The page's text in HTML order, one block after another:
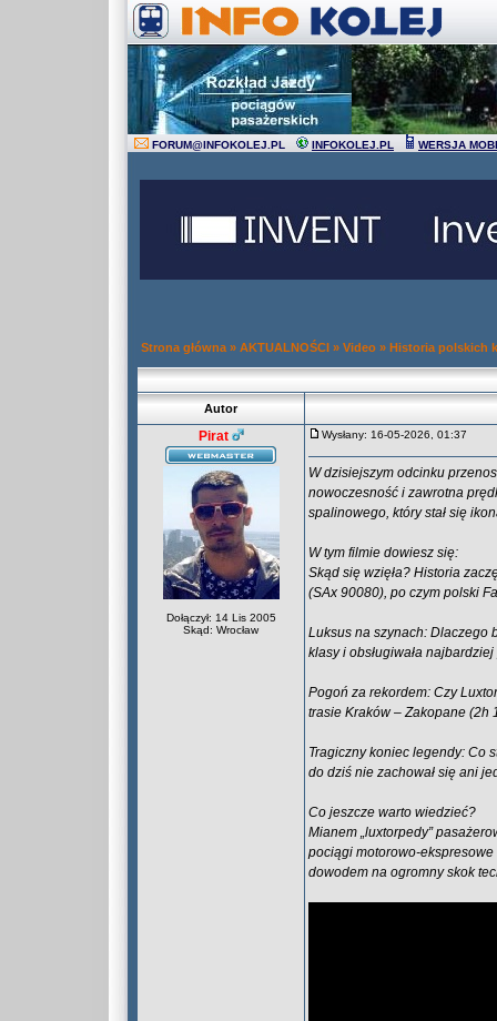
FORUM@INFOKOLEJ.PL INFOKOLEJ.PL WERSJA
Strona główna » AKTUALNOŚCI » Video » Historia polskich
Autor
Pirat
Dołączył: 14 Lis 2005
Skąd: Wrocław
Wysłany: 16-05-2026, 01:37
W dzisiejszym odcinku
nowoczesność i zawrotna
spalinowego, który stał się
W tym filmie dowiesz się:
Skąd się wzięła? Historia
(SAx 90080), po czym polski
Luksus na szynach: Dlaczego
klasy i obsługiwała
Pogoń za rekordem: Czy
trasie Kraków – Zakopane (2h
Tragiczny koniec legendy: Co
do dziś nie zachował się ani
Co jeszcze warto wiedzieć?
Mianem „luxtorpedy”
pociągi motorowo-ekspresowe
dowodem na ogromny skok